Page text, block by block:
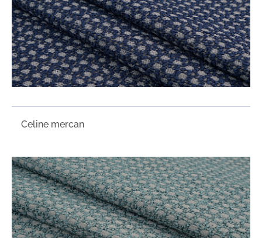
Сeline mercan